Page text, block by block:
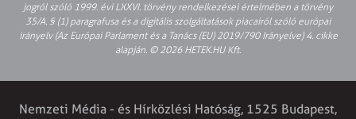
jogról szóló 1999. évi LXXVI. törvény rendelkezései értelmében a törvény
35/A. § (1) paragrafusa és a digitális szolgáltatások piacairól szóló európai
irányelv (Az Európai Parlament és a Tanács (EU) 2019/790 Irányelve) 4. cikke
alapján. © 2026 HETEK.HU Kft.
Nemzeti Média - és Hírközlési Hatóság, 1525 Budapest,